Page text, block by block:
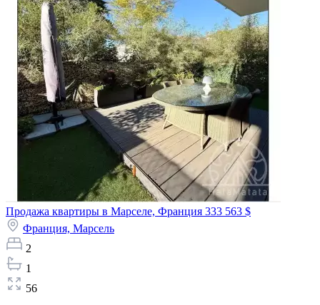
Продажа квартиры в Марселе, Франция 333 563 $
Франция, Марсель
2
1
56